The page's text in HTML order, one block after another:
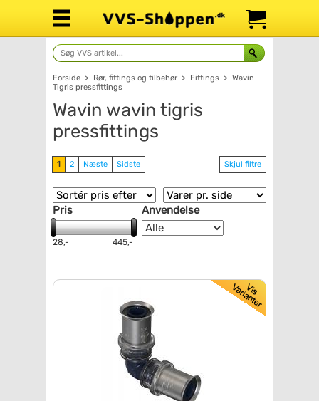
Forside > Rør, fittings og tilbehør > Fittings > Wavin
Tigris pressfittings
Wavin wavin tigris
pressfittings
1 2 Næste Sidste Skjul filtre
Pris
28,- 445,-
Anvendelse